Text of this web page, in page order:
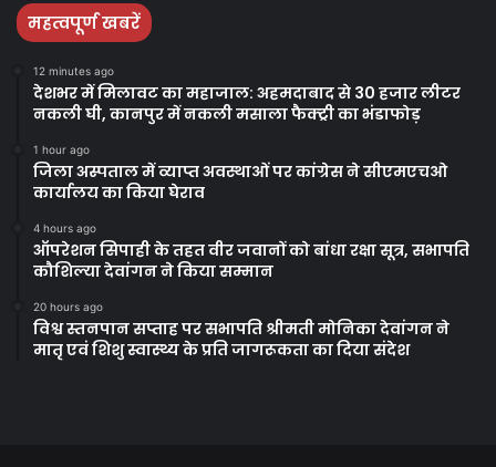
महत्वपूर्ण खबरें
12 minutes ago
देशभर में मिलावट का महाजाल: अहमदाबाद से 30 हजार लीटर
नकली घी, कानपुर में नकली मसाला फैक्ट्री का भंडाफोड़
1 hour ago
जिला अस्पताल में व्याप्त अवस्थाओं पर कांग्रेस ने सीएमएचओ
कार्यालय का किया घेराव
4 hours ago
ऑपरेशन सिपाही के तहत वीर जवानों को बांधा रक्षा सूत्र, सभापति
कौशिल्या देवांगन ने किया सम्मान
20 hours ago
विश्व स्तनपान सप्ताह पर सभापति श्रीमती मोनिका देवांगन ने
मातृ एवं शिशु स्वास्थ्य के प्रति जागरूकता का दिया संदेश